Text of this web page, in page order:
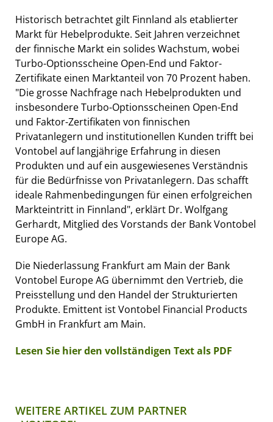
Historisch betrachtet gilt Finnland als etablierter
Markt für Hebelprodukte. Seit Jahren verzeichnet
der finnische Markt ein solides Wachstum, wobei
Turbo-Optionsscheine Open-End und Faktor-
Zertifikate einen Marktanteil von 70 Prozent haben.
"Die grosse Nachfrage nach Hebelprodukten und
insbesondere Turbo-Optionsscheinen Open-End
und Faktor-Zertifikaten von finnischen
Privatanlegern und institutionellen Kunden trifft bei
Vontobel auf langjährige Erfahrung in diesen
Produkten und auf ein ausgewiesenes Verständnis
für die Bedürfnisse von Privatanlegern. Das schafft
ideale Rahmenbedingungen für einen erfolgreichen
Markteintritt in Finnland", erklärt Dr. Wolfgang
Gerhardt, Mitglied des Vorstands der Bank Vontobel
Europe AG.
Die Niederlassung Frankfurt am Main der Bank
Vontobel Europe AG übernimmt den Vertrieb, die
Preisstellung und den Handel der Strukturierten
Produkte. Emittent ist Vontobel Financial Products
GmbH in Frankfurt am Main.
Lesen Sie hier den vollständigen Text als PDF
WEITERE ARTIKEL ZUM PARTNER